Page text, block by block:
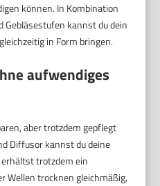
können. In Kombination
Gebläsestufen kannst du dein
in Form bringen.
aufwendiges
aber trotzdem gepflegt
Diffusor kannst du deine
trotzdem ein
Wellen trocknen gleichmäßig,